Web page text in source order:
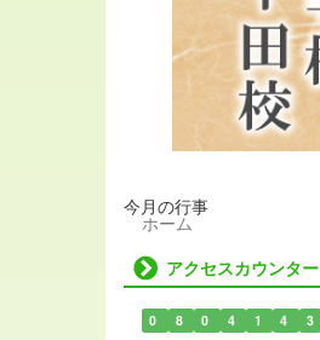
今月の行事
ホーム
アクセスカウンター
0 8 0 4 1 4 3